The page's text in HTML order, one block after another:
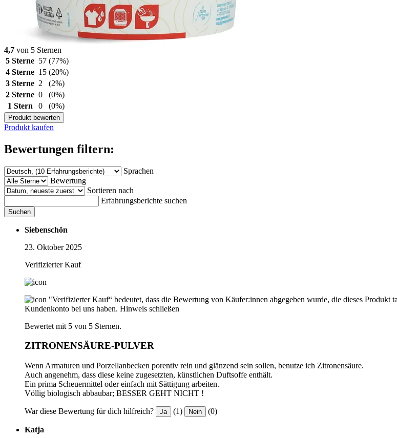
4,7 von 5 Sternen
5 Sterne 57 (77%)
4 Sterne 15 (20%)
3 Sterne 2
(2%)
2 Sterne 0
(0%)
1 Stern
0 (0%)
Produkt bewerten
Produkt kaufen
Bewertungen filtern:
Sprachen
Bewertung
Sortieren nach
Erfahrungsberichte suchen
Suchen
Siebenschön
23. Oktober 2025
Verifizierter Kauf
"Verifizierter Kauf“ bedeutet, dass die Bewertung von Käufer:innen abgegeben wurde, die dieses Produkt
Kundenkonto bei uns haben. Hinweis schließen
Bewertet mit 5 von 5 Sternen.
ZITRONENSÄURE-PULVER
Wenn Armaturen und Porzellanbecken porentiv rein und glänzend sein sollen, benutze ich Zitronensäure.
Auch angenehm, dass diese keine zugesetzten, künstlichen Duftsoffe enthält.
Ein prima Scheuermittel oder einfach mit Sättigung arbeiten.
Völlig biologisch abbaubar; BESSER GEHT NICHT !
War diese Bewertung für dich hilfreich? Ja (1) Nein (0)
Katja